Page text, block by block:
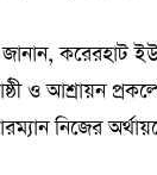
করেরহাট
ও আশ্রায়ন
নিজের